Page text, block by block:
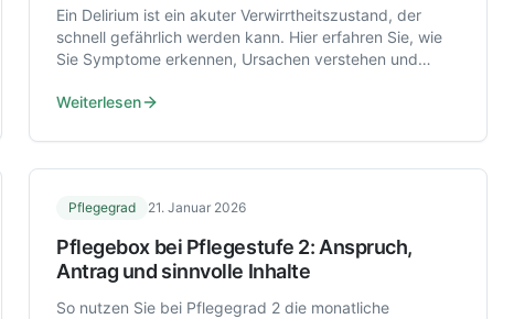
Ein Delirium ist ein akuter Verwirrtheitszustand, der
schnell gefährlich werden kann. Hier erfahren Sie, wie
Sie Symptome erkennen, Ursachen verstehen und
Weiterlesen
Pflegegrad 21. Januar 2026
Pflegebox bei Pflegestufe 2: Anspruch,
Antrag und sinnvolle Inhalte
So nutzen Sie bei Pflegegrad 2 die monatliche